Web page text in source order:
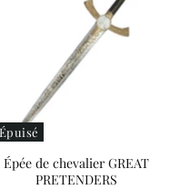
Épuisé
Épée de chevalier GREAT
PRETENDERS